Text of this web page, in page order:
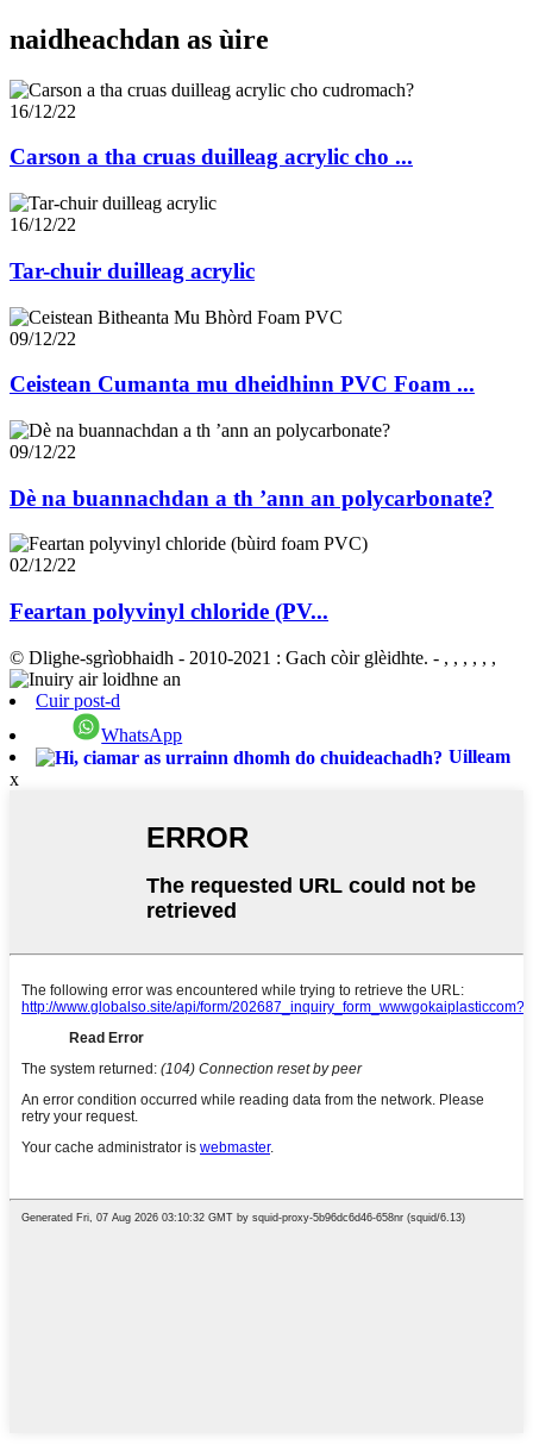
naidheachdan as ùire
16/12/22
Carson a tha cruas duilleag acrylic cho ...
16/12/22
Tar-chuir duilleag acrylic
09/12/22
Ceistean Cumanta mu dheidhinn PVC Foam ...
09/12/22
Dè na buannachdan a th ’ann an polycarbonate?
02/12/22
Feartan polyvinyl chloride (PV...
© Dlighe-sgrìobhaidh - 2010-2021 : Gach còir glèidhte. - , , , , , ,
Cuir post-d
WhatsApp
Uilleam
x